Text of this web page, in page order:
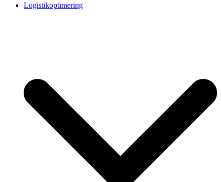
Logistikoptimering